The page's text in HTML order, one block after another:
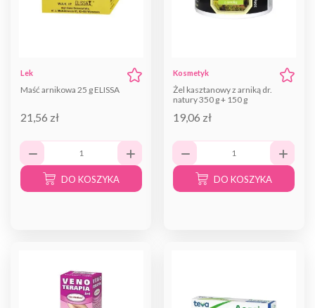
Lek
Maść arnikowa 25 g ELISSA
21,56 zł
DO KOSZYKA
Kosmetyk
Żel kasztanowy z arniką dr.
natury 350 g + 150 g
19,06 zł
DO KOSZYKA